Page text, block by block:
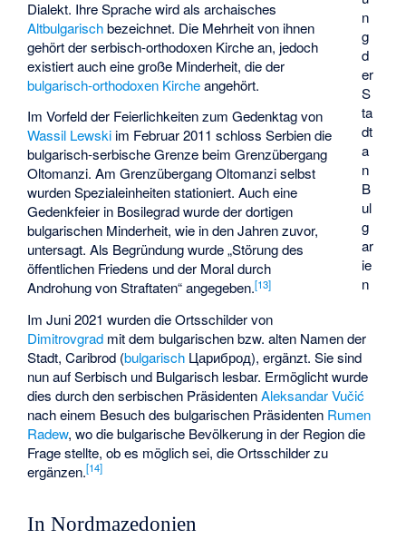
n
g
d
er
S
ta
dt
a
n
B
ul
g
ar
ie
n
Dialekt. Ihre Sprache wird als archaisches
Altbulgarischbezeichnet. Die Mehrheit von ihnen
gehört derserbisch-orthodoxen Kirchean, jedoch
existiert auch eine große Minderheit, die der
bulgarisch-orthodoxen Kircheangehört.
Im Vorfeld der Feierlichkeiten zum Gedenktag von
Wassil Lewski im Februar 2011 schloss Serbien die
bulgarisch-serbische Grenze beim Grenzübergang
Oltomanzi. Am Grenzübergang Oltomanzi selbst
wurden Spezialeinheiten stationiert. Auch eine
Gedenkfeier in Bosilegrad wurde der dortigen
bulgarischen Minderheit, wie in den Jahren zuvor,
untersagt. Als Begründung wurde „Störung des
öffentlichen Friedens und der Moral durch
Androhung von Straftaten“ angegeben.[13]
Im Juni 2021 wurden die Ortsschilder von
Dimitrovgrad mit dem bulgarischen bzw. alten Namen der
Stadt, Caribrod (bulgarisch Цариброд), ergänzt. Sie sind
nun auf Serbisch und Bulgarisch lesbar. Ermöglicht wurde
dies durch den serbischen PräsidentenAleksandar Vučić
nach einem Besuch des bulgarischen Präsidenten Rumen
Radew, wo die bulgarische Bevölkerung in der Region die
Frage stellte, ob es möglich sei, die Ortsschilder zu
ergänzen.[14]
In Nordmazedonien